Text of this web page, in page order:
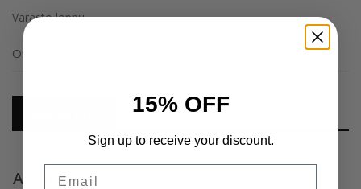
Varasto loppu
Osastot:
Arviot
15% OFF
Sign up to receive your discount.